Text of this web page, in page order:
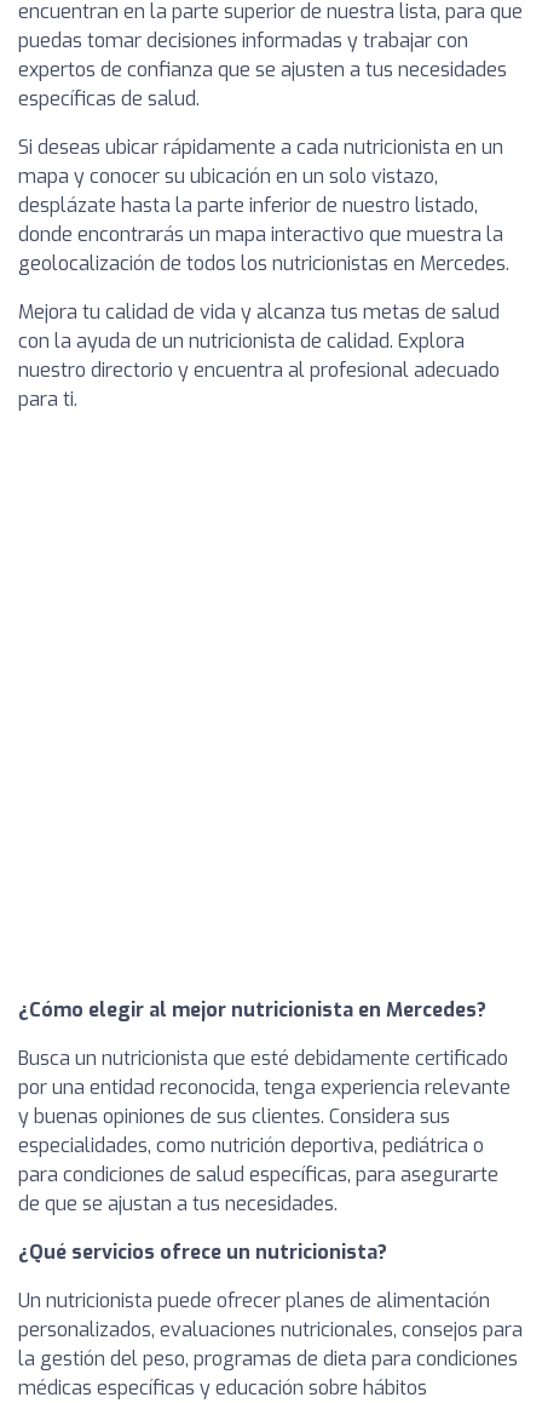
encuentran en la parte superior de nuestra lista, para que
puedas tomar decisiones informadas y trabajar con
expertos de confianza que se ajusten a tus necesidades
específicas de salud.
Si deseas ubicar rápidamente a cada nutricionista en un
mapa y conocer su ubicación en un solo vistazo,
desplázate hasta la parte inferior de nuestro listado,
donde encontrarás un mapa interactivo que muestra la
geolocalización de todos los nutricionistas en Mercedes.
Mejora tu calidad de vida y alcanza tus metas de salud
con la ayuda de un nutricionista de calidad. Explora
nuestro directorio y encuentra al profesional adecuado
para ti.
¿Cómo elegir al mejor nutricionista en Mercedes?
Busca un nutricionista que esté debidamente certificado
por una entidad reconocida, tenga experiencia relevante
y buenas opiniones de sus clientes. Considera sus
especialidades, como nutrición deportiva, pediátrica o
para condiciones de salud específicas, para asegurarte
de que se ajustan a tus necesidades.
¿Qué servicios ofrece un nutricionista?
Un nutricionista puede ofrecer planes de alimentación
personalizados, evaluaciones nutricionales, consejos para
la gestión del peso, programas de dieta para condiciones
médicas específicas y educación sobre hábitos